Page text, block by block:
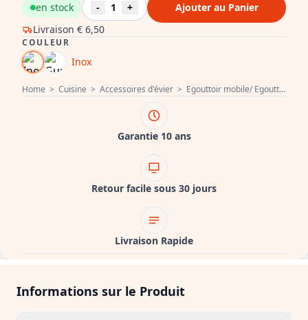
Home > Cuisine > Accessoires d'évier > Egouttoir mobile/ Egouttoir pliable
Livraison € 6,50
en stock - 1 + Ajouter au Panier
COULEUR
Inox
Garantie 10 ans
Retour facile sous 30 jours
Livraison Rapide
Informations sur le Produit